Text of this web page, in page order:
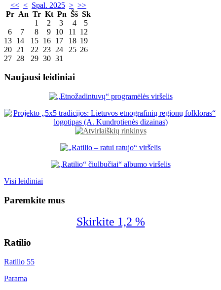
<< < Spal. 2025 > >>
Pr An Tr Kt Pn Šš Sk
1
2 3 4
5
6
7 8 9 10 11
12
13 14 15 16 17 18 19
20 21 22 23 24 25 26
27 28 29 30 31
Naujausi leidiniai
Visi leidiniai
Paremkite mus
Skirkite 1,2 %
Ratilio
Ratilio 55
Parama